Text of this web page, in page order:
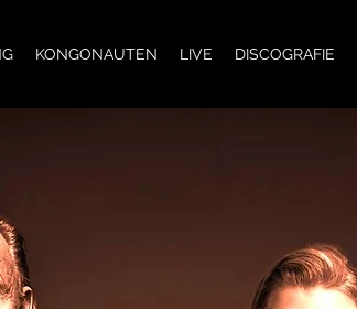
KONGONAUTEN LIVE DISCOGRAFIE